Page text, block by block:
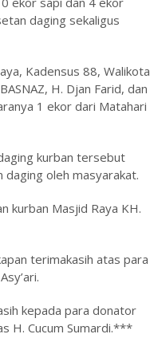
daging sekaligus
Kadensus 88, Walikota
H. Djan Farid, dan
1 ekor dari Matahari
kurban tersebut
daging oleh masyarakat.
kurban Masjid Raya KH.
terimakasih atas para
kepada para donator
H. Cucum Sumardi.***